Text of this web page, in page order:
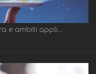
e ambiti appli...